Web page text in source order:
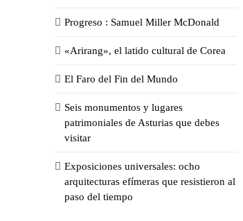
Progreso : Samuel Miller McDonald
«Arirang», el latido cultural de Corea
El Faro del Fin del Mundo
Seis monumentos y lugares
patrimoniales de Asturias que debes
visitar
Exposiciones universales: ocho
arquitecturas efímeras que resistieron al
paso del tiempo